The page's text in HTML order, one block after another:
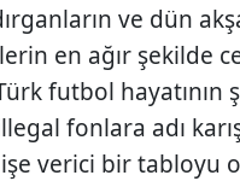
ve dün
en ağır şekilde
futbol hayatının
fonlara adı
verici bir tabloyu